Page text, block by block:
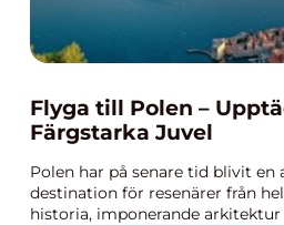
Flyga till Polen –
Färgstarka Juvel
Polen har på senare tid blivit en
destination för resenärer från
historia, imponerande arkitektur